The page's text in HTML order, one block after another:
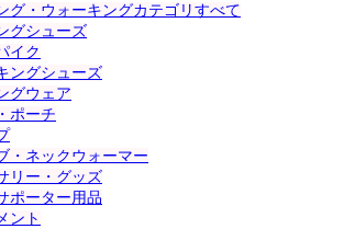
グ・ウォーキングカテゴリすべて
グシューズ
イク
ングシューズ
グウェア
ポーチ
・ネックウォーマー
リー・グッズ
ポーター用品
ント